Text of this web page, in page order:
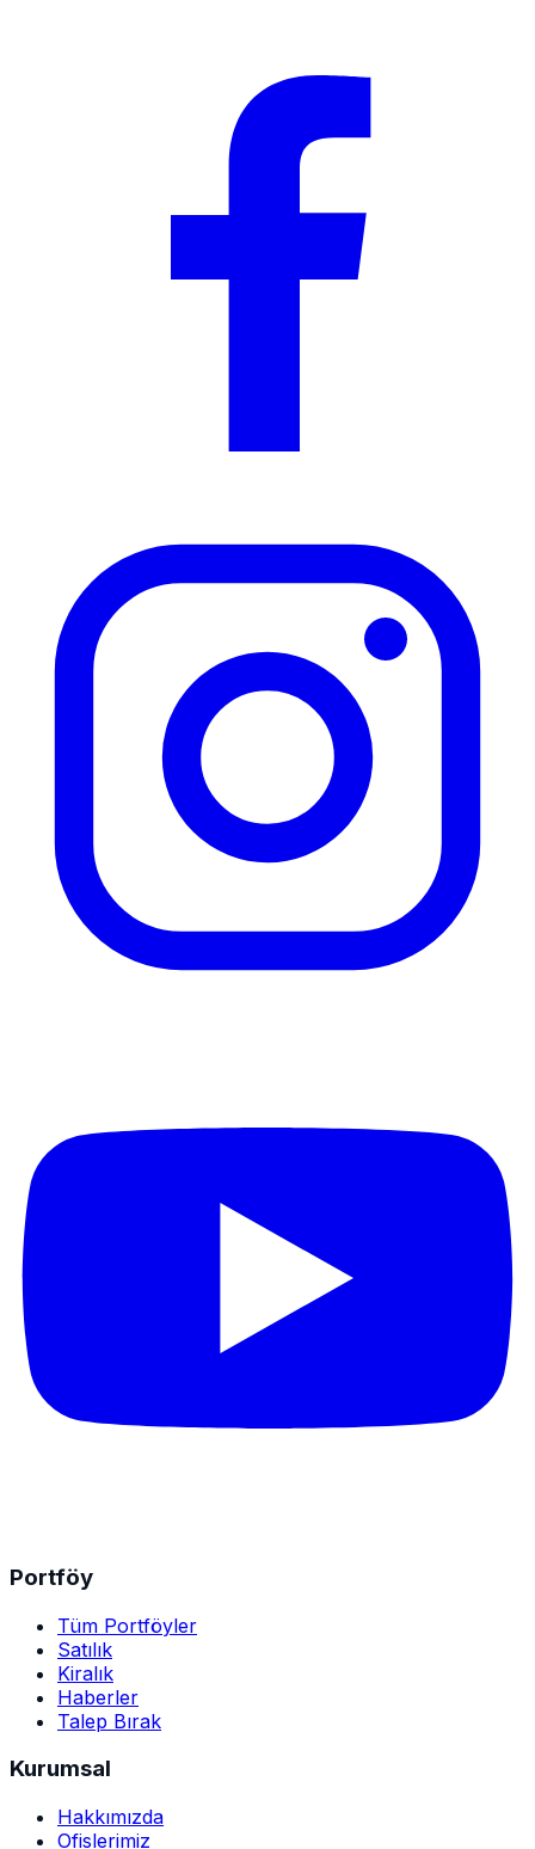
Portföy
Tüm Portföyler
Satılık
Kiralık
Haberler
Talep Bırak
Kurumsal
Hakkımızda
Ofislerimiz